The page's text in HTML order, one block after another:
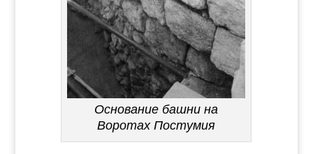
Основание башни на
Воротах Постумия